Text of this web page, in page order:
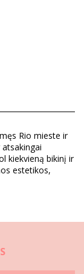
Rio mieste ir
kiekvieną bikinį ir
estetikos,